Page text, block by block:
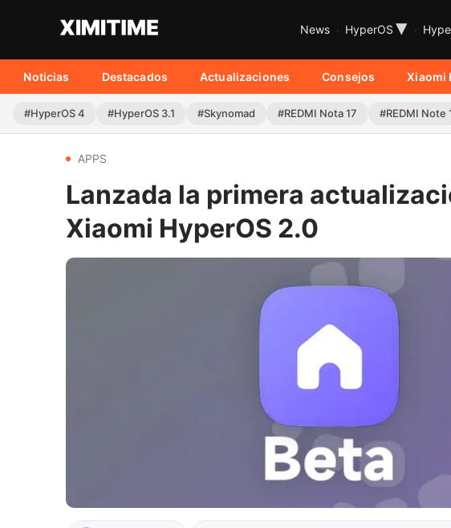
News HyperOS ▾
Noticias Destacados Actualizaciones Consejos Xiaomi
#HyperOS 4 #HyperOS 3.1 #Skynomad #REDMI Nota 17 #REDMI Note
APPS
Lanzada la primera
Xiaomi HyperOS 2.0